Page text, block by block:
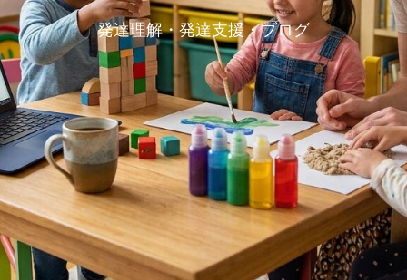
発達理解・発達支援・ブログ